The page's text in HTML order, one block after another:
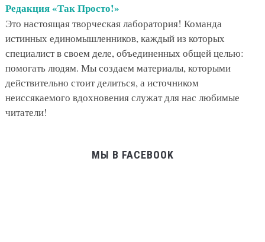
Редакция «Так Просто!»
Это настоящая творческая лаборатория! Команда
истинных единомышленников, каждый из которых
специалист в своем деле, объединенных общей целью:
помогать людям. Мы создаем материалы, которыми
действительно стоит делиться, а источником
неиссякаемого вдохновения служат для нас любимые
читатели!
МЫ В FACEBOOK